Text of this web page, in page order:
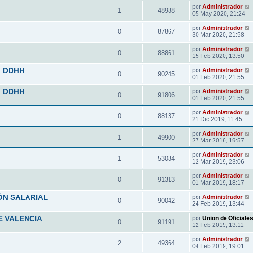
1 48988 por Administrador
05 May 2020, 21:24
0 87867 por Administrador
30 Mar 2020, 21:58
0 88861 por Administrador
15 Feb 2020, 13:50
DDHH 0 90245 por Administrador
01 Feb 2020, 21:55
DDHH 0 91806 por Administrador
01 Feb 2020, 21:55
0 88137 por Administrador
21 Dic 2019, 11:45
1 49900 por Administrador
27 Mar 2019, 19:57
1 53084 por Administrador
12 Mar 2019, 23:06
0 91313 por Administrador
01 Mar 2019, 18:17
SALARIAL 0 90042 por Administrador
24 Feb 2019, 13:44
VALENCIA 0 91191 por Union de Oficiales
12 Feb 2019, 13:11
2 49364 por Administrador
04 Feb 2019, 19:01